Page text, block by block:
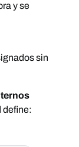
y se
sin
define: